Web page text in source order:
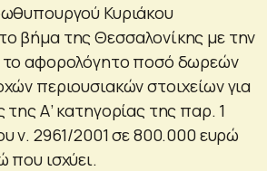
Κυριάκου
βήμα της Θεσσαλονίκης με την
το αφορολόγητο ποσό δωρεών
περιουσιακών στοιχείων για
της Α’ κατηγορίας της παρ. 1
ν. 2961/2001 σε 800.000 ευρώ
ισχύει.